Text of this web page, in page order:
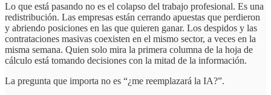
Lo que está pasando no es el colapso del trabajo profesional. Es una
redistribución. Las empresas están cerrando apuestas que perdieron
y abriendo posiciones en las que quieren ganar. Los despidos y las
contrataciones masivas coexisten en el mismo sector, a veces en la
misma semana. Quien solo mira la primera columna de la hoja de
cálculo está tomando decisiones con la mitad de la información.
La pregunta que importa no es “¿me reemplazará la IA?”.